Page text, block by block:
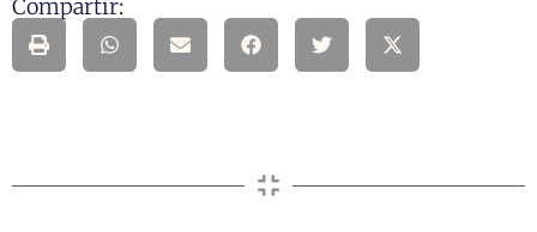
Compartir: